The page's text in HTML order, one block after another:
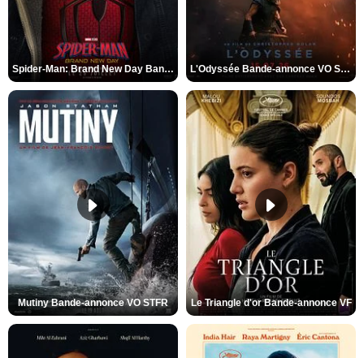
Spider-Man: Brand New Day Bande-annonce VO STFR L'Odyssée Bande-annonce VO STFR
Mutiny Bande-annonce VO STFR Le Triangle d'or Bande-annonce VF